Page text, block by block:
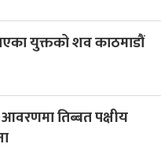
युक्तको शव काठमाडौं
आवरणमा तिब्बत पक्षीय